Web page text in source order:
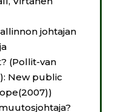
johtajan
(Pollit-van
New public